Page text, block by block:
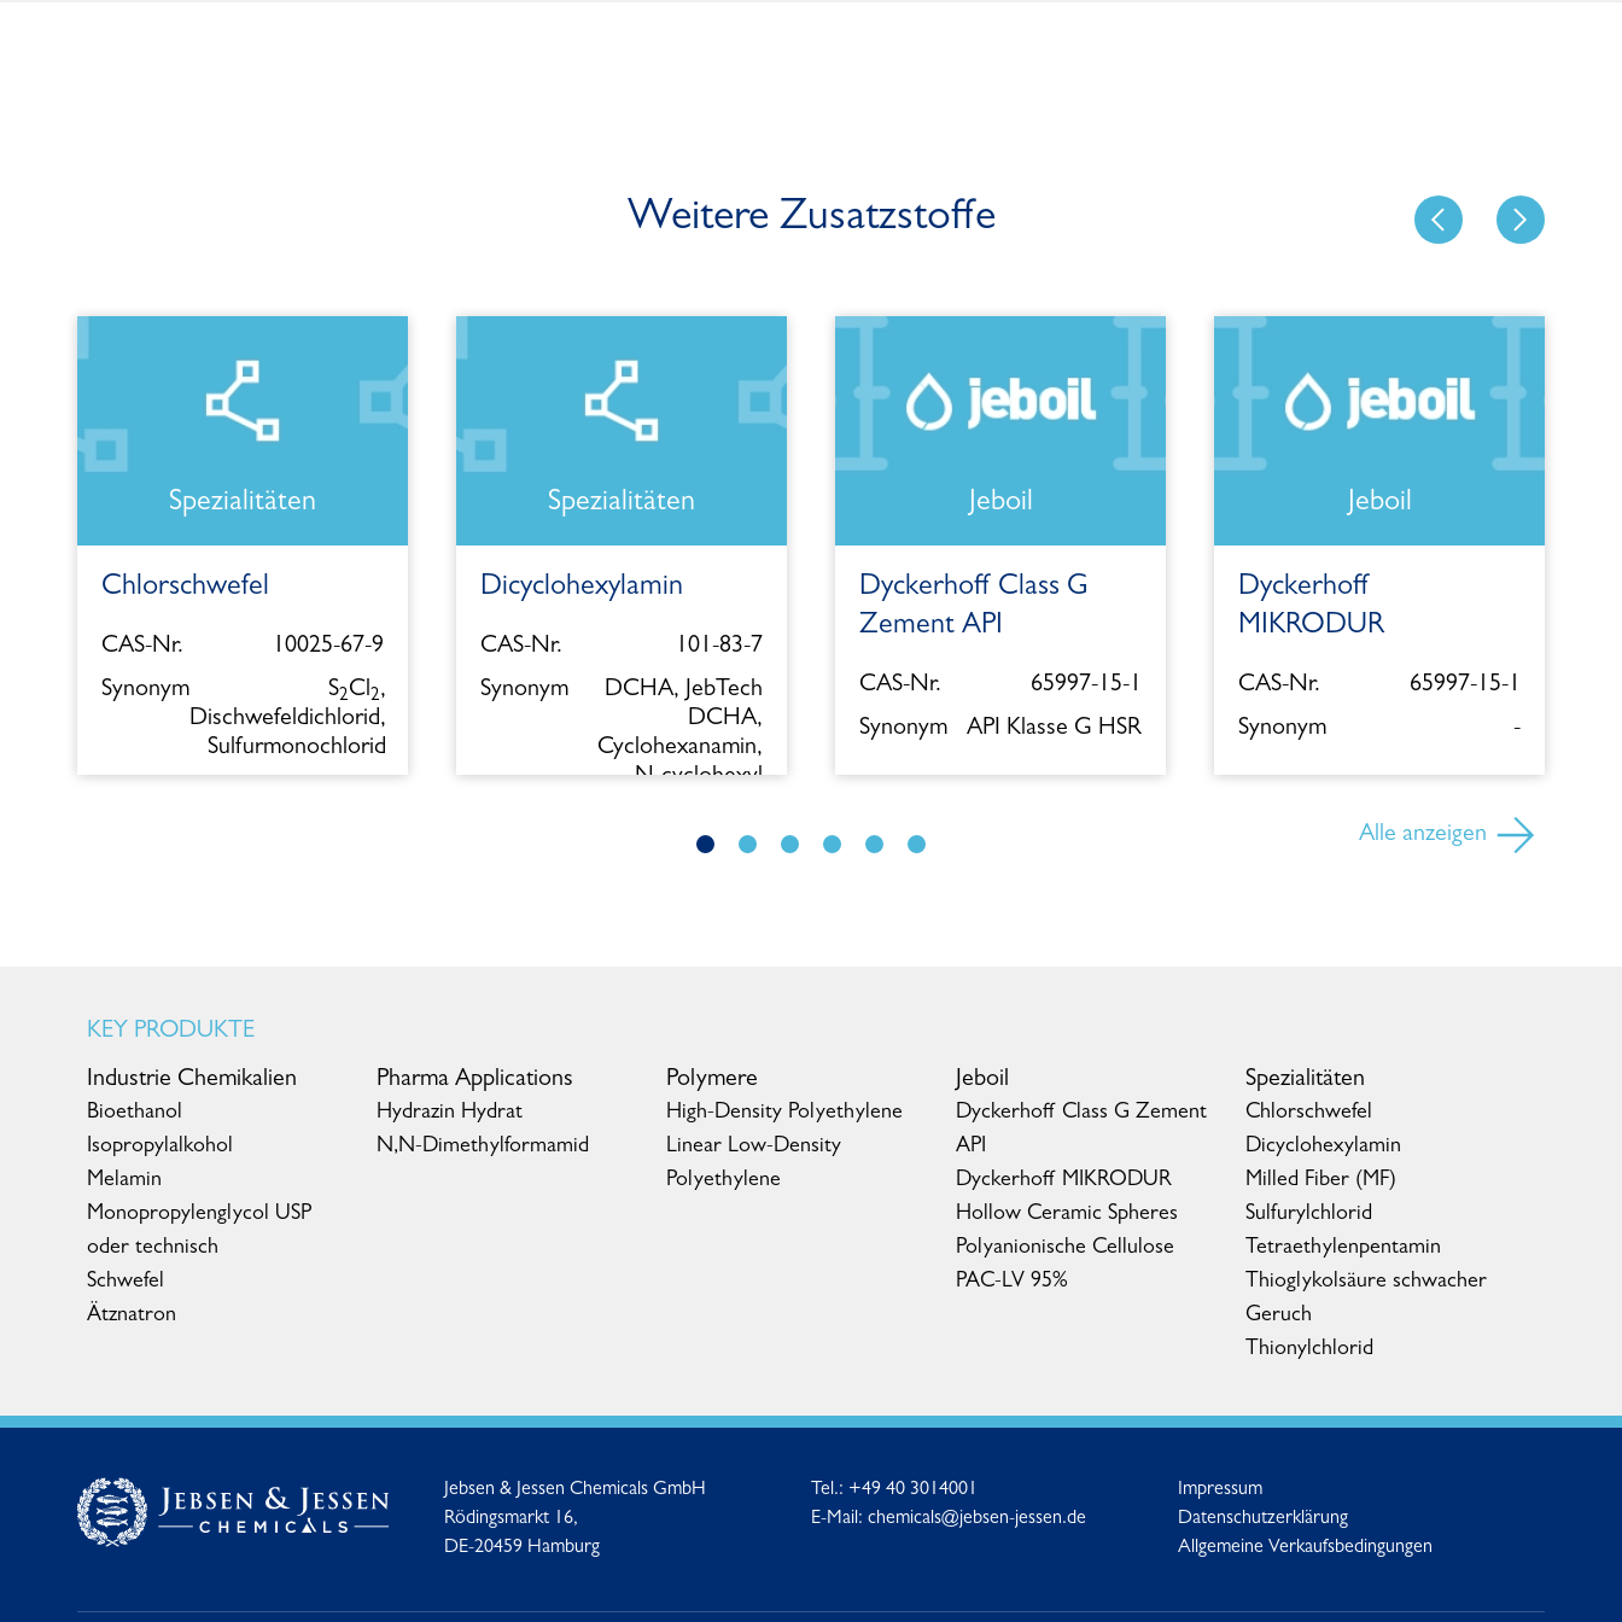
Weitere Zusatzstoffe
Spezialitäten
Chlorschwefel
CAS-Nr.
10025-67-9
Synonym
S2Cl2,
Dischwefeldichlorid,
Sulfurmonochlorid
Spezialitäten
Dicyclohexylamin
CAS-Nr.
101-83-7
Synonym
DCHA, JebTech
DCHA,
Cyclohexanamin,
N-cyclohexyl
Jeboil
Dyckerhoff Class G
Zement API
CAS-Nr.
65997-15-1
Synonym
API Klasse G HSR
Jeboil
Dyckerhoff
MIKRODUR
CAS-Nr.
65997-15-1
Synonym
-
Alle anzeigen
KEY PRODUKTE
Industrie Chemikalien
Bioethanol
Isopropylalkohol
Melamin
Monopropylenglycol USP
oder technisch
Schwefel
Ätznatron
Pharma Applications
Hydrazin Hydrat
N,N-Dimethylformamid
Polymere
High-Density Polyethylene
Linear Low-Density
Polyethylene
Jeboil
Dyckerhoff Class G Zement
API
Dyckerhoff MIKRODUR
Hollow Ceramic Spheres
Polyanionische Cellulose
PAC-LV 95%
Spezialitäten
Chlorschwefel
Dicyclohexylamin
Milled Fiber (MF)
Sulfurylchlorid
Tetraethylenpentamin
Thioglykolsäure schwacher
Geruch
Thionylchlorid
Jebsen & Jessen Chemicals GmbH
Rödingsmarkt 16,
DE-20459 Hamburg
Tel.: +49 40 3014001
E-Mail: chemicals@jebsen-jessen.de
Impressum
Datenschutzerklärung
Allgemeine Verkaufsbedingungen